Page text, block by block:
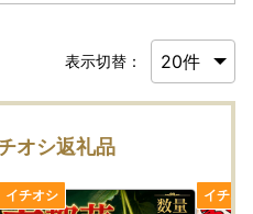
表示切替：
オシ返礼品